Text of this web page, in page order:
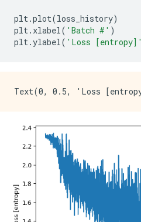
plt.plot(loss_history)
plt. xlabel( 'Batch #' )
plt.ylabel( 'Loss [entropy]'